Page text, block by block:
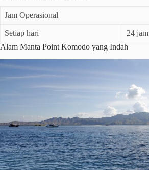
Jam Operasional
Setiap hari
24 jam
Alam Manta Point Komodo yang Indah